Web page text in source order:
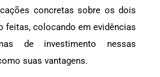
concretas sobre os dois
feitas, colocando em evidências
de investimento nessas
suas vantagens.